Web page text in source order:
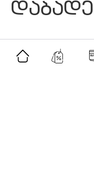
მსგავსი